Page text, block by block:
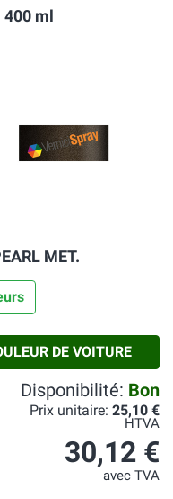
400 ml
MET.
DE VOITURE
Disponibilité: Bon
Prix unitaire: 25,10 €
HTVA
30,12 €
avec TVA